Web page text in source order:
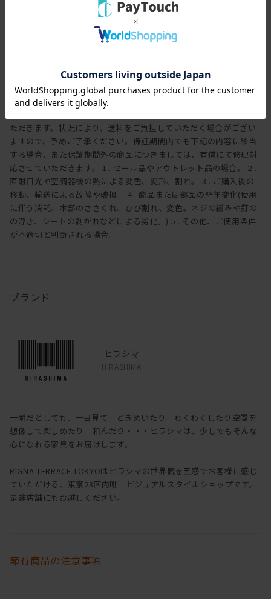
職人の心と培った豊富な知識、経験です。
デザイン性の追求はもちろん、ひとつひとつ細部に至るまでの仕上
ヒラシマでは家具を安心してご使用いただけますよう、工場出荷日
より3年間の製品保証を致します。また製品に付属する照明やコン
セントなどの電気用品に関しましては、1年間の保証を致します。
万一製造上、および構造設計上の欠陥による不良、破損などにつき
ただきます。状況により、送料をご負担していただく場合がござい
ますので、予めご了承ください。保証期間内でも下記の内容に該当
する場合、また保証期間外の商品につきましては、有償にて修理対
応させていただきます。 1 . セール品やアウトレット品の場合。 2 .
直射日光や空調器機の熱による変色、変形、割れ。 3 . ご購入後の
移動、輸送による故障や破損。 4 . 商品または部品の経年変化(使用
に伴う消耗、木部のささくれ、ひび割れ、変色。ネジの緩みや釘の
の浮き、シートの剥がれなどによる劣化。) 5 . その他、ご使用条件
が不適切と判断される場合。
ブランド
ヒラシマ
HIRASHIMA
一瞬だとしても、一目見て ときめいたり わくわくしたり空間を
想像して楽しめたり 和んだり・・・ヒラシマは、少しでもそんな
心になれる家具をお届けします。
RIGNA TERRACE TOKYOはヒラシマの世界観を五感でお客様に感じ
ていただける、東京23区内唯一ビジュアルスタイルショップです。
是非店舗にもお越しください。
節有商品の注意事項